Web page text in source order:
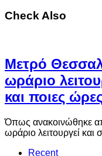
Check Also
Μετρό
ωράριο
και ποιες
Όπως ανακοινώθηκε
ωράριο λειτουργεί
Recent